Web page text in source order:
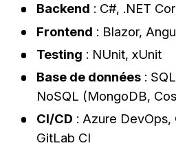
Backend : C#, .NET
Frontend : Blazor,
Testing : NUnit, xUnit
Base de données:
NoSQL (MongoDB,
CI/CD : Azure
GitLab CI